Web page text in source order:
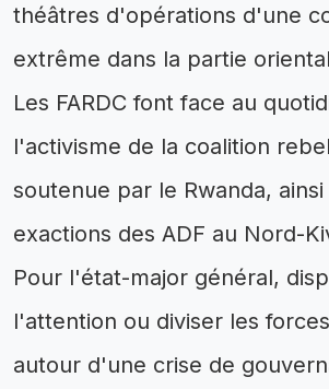
théâtres d'opérations d'une
extrême dans la partie
Les FARDC font face au
l'activisme de la coalition
soutenue par le Rwanda,
exactions des ADF au Nord-
Pour l'état-major général,
l'attention ou diviser les
autour d'une crise de